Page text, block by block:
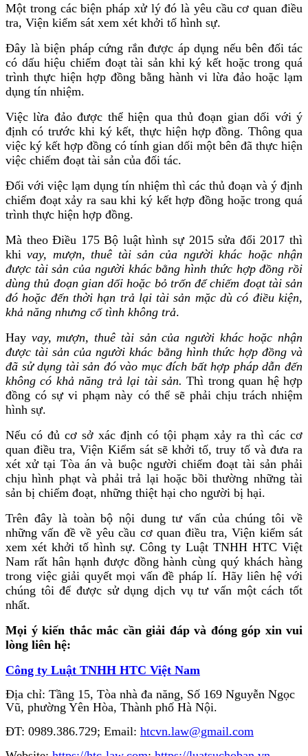
Một trong các biện pháp xử lý đó là yêu cầu cơ quan điều
tra, Viện kiểm sát xem xét khởi tố hình sự.
Đây là biện pháp cứng rắn được áp dụng nếu bên đối tác
có dấu hiệu chiếm đoạt tài sản khi ký kết hoặc trong quá
trình thực hiện hợp đồng bằng hành vi lừa đảo hoặc lạm
dụng tín nhiệm.
Việc lừa đảo được thể hiện qua thủ đoạn gian dối với ý
định có trước khi ký kết, thực hiện hợp đồng. Thông qua
việc ký kết hợp đồng có tính gian dối một bên đã thực hiện
việc chiếm đoạt tài sản của đối tác.
Đối với việc lạm dụng tín nhiệm thì các thủ đoạn và ý định
chiếm đoạt xảy ra sau khi ký kết hợp đồng hoặc trong quá
trình thực hiện hợp đồng.
Mà theo Điều 175 Bộ luật hình sự 2015 sửa đổi 2017 thì
khivay, mượn, thuê tài sản của người khác hoặc nhận
được tài sản của người khác bằng hình thức hợp đồng rồi
dùng thủ đoạn gian dối hoặc bỏ trốn đểchiếm đoạt tài sản
đó hoặc đến thời hạn trả lại tài sản mặc dù có điều kiện,
khả năng nhưng cố tình không trả.
Hay vay, mượn, thuê tài sản của người khác hoặc nhận
được tài sản của người khác bằng hình thức hợp đồng và
đã sử dụng tài sản đó vào mục đích bất hợp pháp dẫn đến
không có khả năng trả lại tài sản. Thì trong quan hệ hợp
đồng có sự vi phạm này có thể sẽ phải chịu trách nhiệm
hình sự.
Nếu có đủ cơ sở xác định có tội phạm xảy ra thì các cơ
quan điều tra, Viện Kiểm sát sẽ khởi tố, truy tố và đưa ra
xét xử tại Tòa án và buộc người chiếm đoạt tài sản phải
chịu hình phạt và phải trả lại hoặc bồi thường những tài
sản bị chiếm đoạt, những thiệt hại cho người bị hại.
Trên đây là toàn bộ nội dung tư vấn của chúng tôi về
những vấn đề về yêu cầu cơ quan điều tra, Viện kiểm sát
xem xét khởi tố hình sự. Công ty Luật TNHH HTC Việt
Nam rất hân hạnh được đồng hành cùng quý khách hàng
trong việc giải quyết mọi vấn đề pháp lí. Hãy liên hệ với
chúng tôi để được sử dụng dịch vụ tư vấn một cách tốt
nhất.
Mọi ý kiến thắc mắc cần giải đáp và đóng góp xin vui
lòng liên hệ:
Công ty Luật TNHH HTC Việt Nam
Địa chỉ: Tầng 15, Tòa nhà đa năng, Số 169 Nguyễn Ngọc
Vũ, phường Yên Hòa, Thành phố Hà Nội.
ĐT: 0989.386.729; Email: htcvn.law@gmail.com